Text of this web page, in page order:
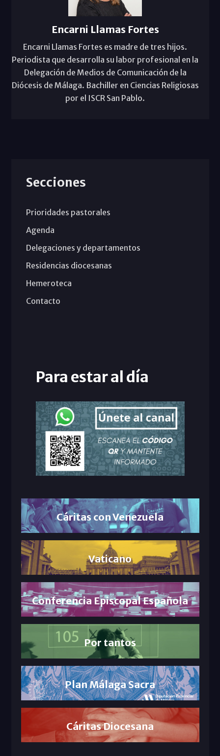
Encarni Llamas Fortes
Encarni Llamas Fortes es madre de tres hijos.
Periodista que desarrolla su labor profesional en la
Delegación de Medios de Comunicación de la
Diócesis de Málaga. Bachiller en Ciencias Religiosas
por el ISCR San Pablo.
Secciones
Prioridades pastorales
Agenda
Delegaciones y departamentos
Residencias diocesanas
Hemeroteca
Contacto
Para estar al día
Cáritas con Venezuela
Vaticano
Conferencia Episcopal Española
Por tantos
Plan Málaga Sacra
Cáritas Diocesana